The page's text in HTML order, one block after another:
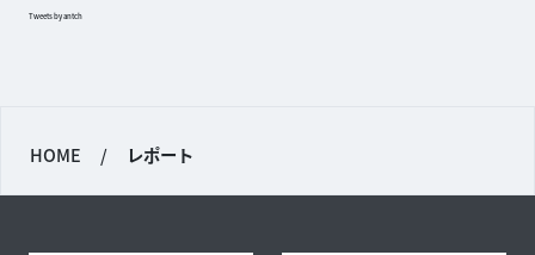
Tweets by antch
HOME / レポート